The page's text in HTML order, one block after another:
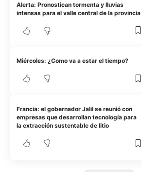
Alerta: Pronostican tormenta y lluvias
intensas para el valle central de la provincia
Miércoles: ¿Como va a estar el tiempo?
Francia: el gobernador Jalil se reunió con
empresas que desarrollan tecnología para
la extracción sustentable de litio